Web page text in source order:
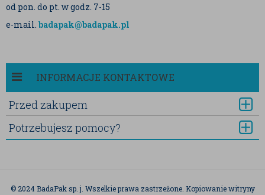
od pon. do pt. w godz. 7-15
e-mail. badapak@badapak.pl
INFORMACJE KONTAKTOWE
Przed zakupem
Potrzebujesz pomocy?
© 2024 BadaPak sp. j. Wszelkie prawa zastrzeżone. Kopiowanie witryny